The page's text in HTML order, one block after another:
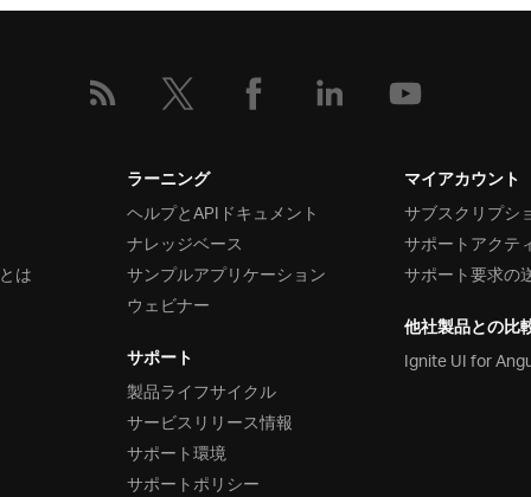
は
ラーニング
ヘルプとAPIドキュメント
ナレッジベース
サンプルアプリケーション
ウェビナー
サポート
製品ライフサイクル
サービスリリース情報
サポート環境
サポートポリシー
マイアカウント
サブスクリプシ
サポートアクテ
サポート要求の
他社製品との比
Ignite UI for